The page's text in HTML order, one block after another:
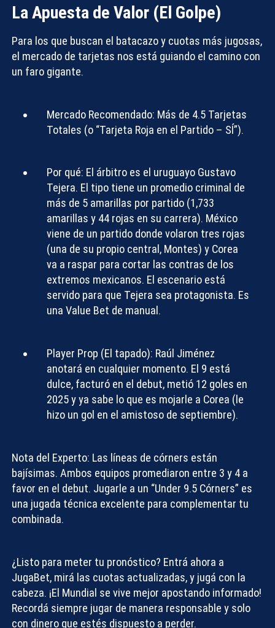
La Apuesta de Valor (El Golpe)
Para los que buscan el batacazo y cuotas más jugosas,
el mercado de tarjetas nos está guiando el camino con
un faro gigante.
Mercado Recomendado: Más de 4.5 Tarjetas
Totales (o “Tarjeta Roja en el Partido – SÍ”).
Por qué: El árbitro es el uruguayo Gustavo
Tejera. El tipo tiene un promedio criminal de
más de 5 amarillas por partido (1,733
amarillas y 44 rojas en su carrera). México
viene de un partido donde volaron tres rojas
(una de su propio central, Montes) y Corea
va a raspar para cortar las contras de los
extremos mexicanos. El escenario está
servido para que Tejera sea protagonista. Es
una Value Bet de manual.
Player Prop (El tapado): Raúl Jiménez
anotará en cualquier momento. El 9 está
dulce, facturó en el debut, metió 12 goles en
2025 y ya sabe lo que es mojarle a Corea (le
hizo un gol en el amistoso de septiembre).
Nota del Experto: Las líneas de córners están
bajísimas. Ambos equipos promediaron entre 3 y 4 a
favor en el debut. Jugarle a un “Under 9.5 Córners” es
una jugada técnica excelente para complementar tu
combinada.
¿Listo para meter tu pronóstico? Entrá ahora a
JugaBet, mirá las cuotas actualizadas, y jugá con la
cabeza. ¡El Mundial se vive mejor apostando informado!
Recordá siempre jugar de manera responsable y solo
con dinero que estés dispuesto a perder.